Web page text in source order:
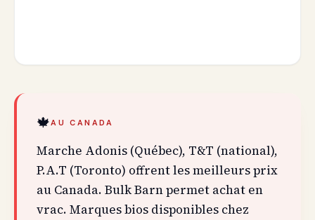
🍁AU CANADA
Marche Adonis (Québec), T&T (national),
P.A.T (Toronto) offrent les meilleurs prix
au Canada. Bulk Barn permet achat en
vrac. Marques bios disponibles chez